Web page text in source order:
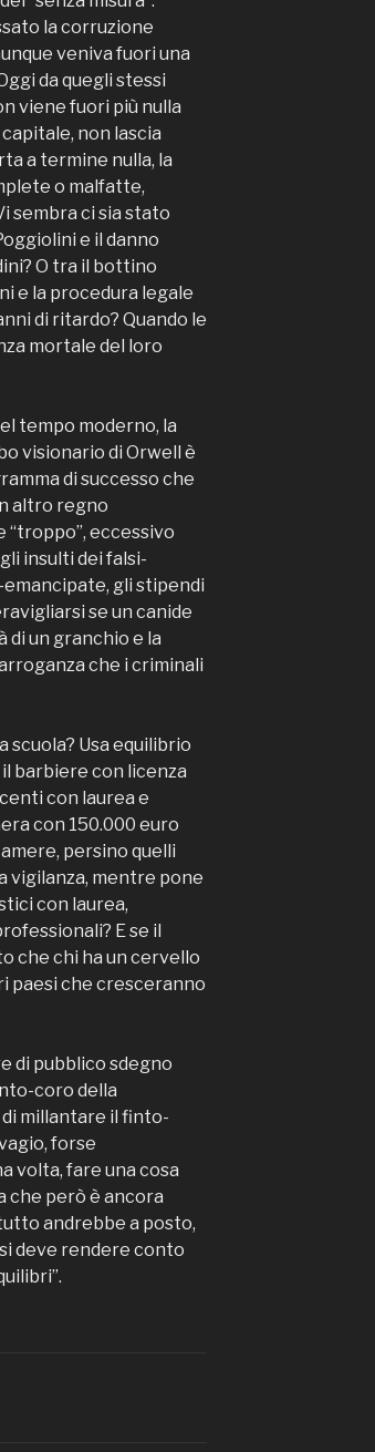
la corruzione
veniva fuori una
da quegli stessi
viene fuori più nulla
non lascia
a termine nulla, la
o malfatte,
sembra ci sia stato
e il danno
O tra il bottino
e la procedura legale
di ritardo? Quando le
mortale del loro
tempo moderno, la
visionario di Orwell è
di successo che
altro regno
“troppo”, eccessivo
insulti dei falsi-
gli stipendi
se un canide
di un granchio e la
che i criminali
Usa equilibrio
barbiere con licenza
con laurea e
con 150.000 euro
persino quelli
vigilanza, mentre pone
con laurea,
E se il
che chi ha un cervello
paesi che cresceranno
di pubblico sdegno
coro della
millantare il finto-
forse
volta, fare una cosa
che però è ancora
andrebbe a posto,
deve rendere conto